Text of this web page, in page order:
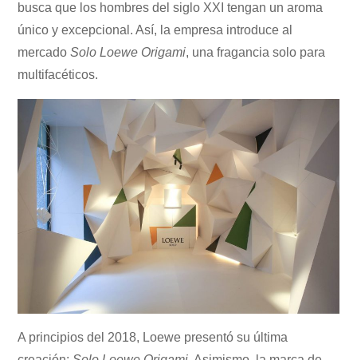
busca que los hombres del siglo XXI tengan un aroma
único y excepcional. Así, la empresa introduce al
mercadoSolo Loewe Origami, una fragancia solo para
multifacéticos.
A principios del 2018, Loewe presentó su última